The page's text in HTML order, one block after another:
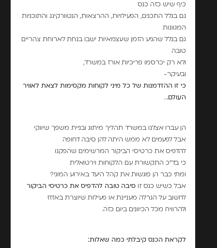
כיף שיש כזה כנס
גם בגלל התכנים, הפעילויות, ההרצאות, הנטוורקינג והתוכניות
המגוונות
גם בגלל שהגיע הזמן שעצמאיות ישבו בנחת לארוחת צהריים
טובה
ולא רק יכרסמו פריכיות אורז במשרד,
ובעיקר-
כי זו ההזדמנות של כל מיני לקוחות מקסימות לצאת לאוויר
העולם...
הן עברו אצלנו במשרד תהליך מיתוג ובניית משפך שיווקי
אבל לפעמים לא ממש היתה להן סיבה דחופה
להדפיס את כרטיסי הביקור המרשימים שהפקנו
כי בד"כ התקשורת עם הלקוחות וירטואלית
ומתי כבר הן פוגשות את קהל היעד באירוע המוני?
אבל כשיש כנס זו סיבה טובה להדפיס את כרטיסי הביקור
לחשוב על הגרלה מעניינת או פעילות שיוצרת באזזז
ולהרוויח מכל הכיוונים ביום כזה.
לקראת הכנס קיבלתי כמה שאלות: